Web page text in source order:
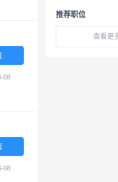
推荐职位
查看更
08
08